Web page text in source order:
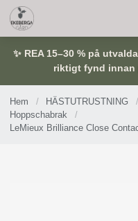
✨ REA 15–30 % på
riktigt fynd innan
Hem / HÄSTUTRUSTNING /
Hoppschabrak
/
LeMieux Brilliance Close